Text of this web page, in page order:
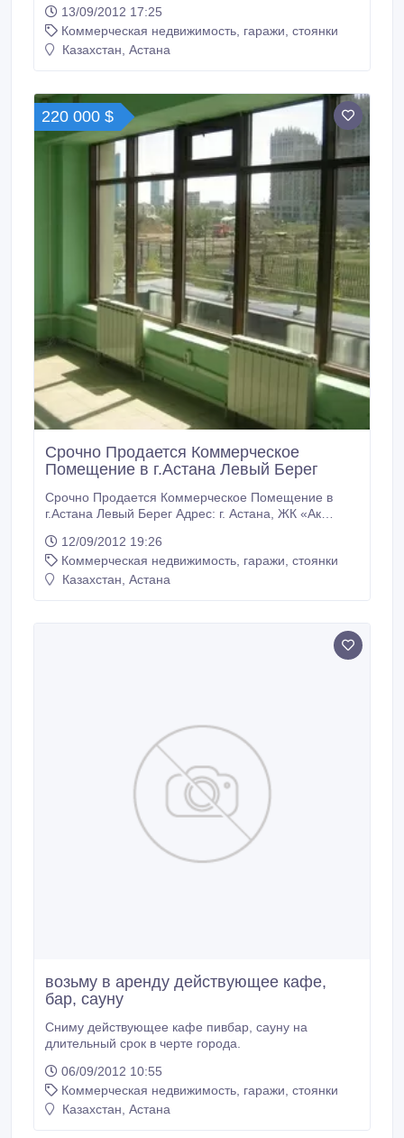
помещения составляет порядка 350 кв.м. С
частичной отделкой. Помещение предлагается
собственником. Цена будет обсуждаться в
13/09/2012 17:25
Коммерческая недвижимость, гаражи, стоянки
Казахстан, Астана
220 000 $
Срочно Продается Коммерческое
Помещение в г.Астана Левый Берег
Срочно Продается Коммерческое Помещение в
г.Астана Левый Берег Адрес: г. Астана, ЖК «Ак
берег, рядом Триумф Астаны, ТД «МЕГА», Цирк),
100, 7 кв.м, 1 этаж, отдельный вход с улицы,
телефоны, интернет, санузел, балкон, парковка. 220
12/09/2012 19:26
Коммерческая недвижимость, гаражи, стоянки
Казахстан, Астана
возьму в аренду действующее кафе,
бар, сауну
Сниму действующее кафе пивбар, сауну на
длительный срок в черте города.
06/09/2012 10:55
Коммерческая недвижимость, гаражи, стоянки
Казахстан, Астана